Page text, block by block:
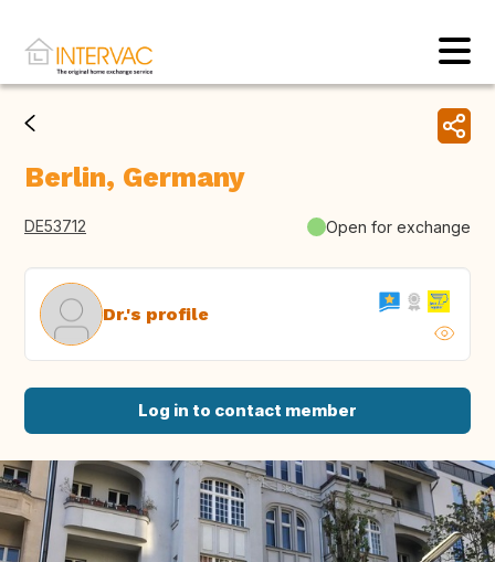
Berlin, Germany
DE53712 Open for exchange
Dr.'s profile
Log in to contact member